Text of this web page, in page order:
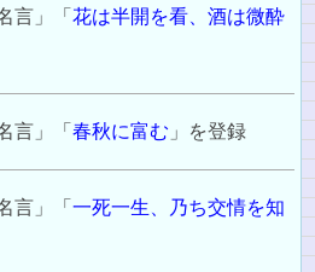
言」「花は半開を看、酒は微酔
言」「春秋に富む 」を登録
言」「一死一生、乃ち交情を知